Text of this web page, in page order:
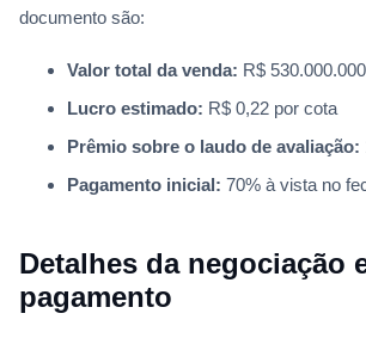
documento são:
Valor total da venda: R$
Lucro estimado: R$ 0,22 por cota
Prêmio sobre o laudo de avaliação:
Pagamento inicial: 70% à vista no
Detalhes da negociação
pagamento